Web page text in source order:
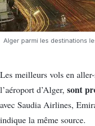
Alger parmi les destinations
Les meilleurs vols en
l’aéroport d’Alger, sont
avec Saudia Airlines,
indique la même source.